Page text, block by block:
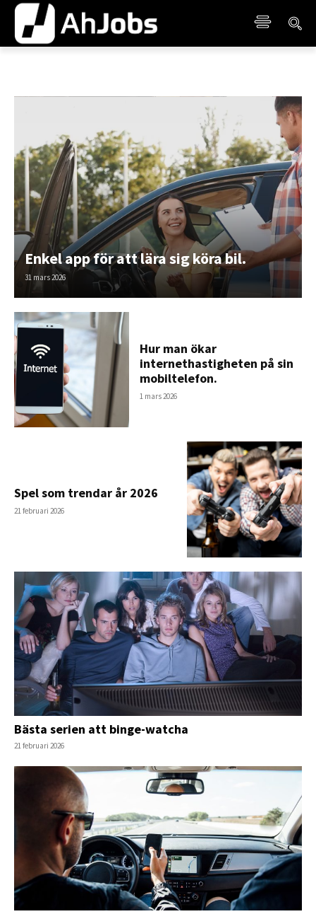
Enkel app för att lära sig köra bil.
31 mars 2026
Hur man ökar
internethastigheten på sin
mobiltelefon.
1 mars 2026
Spel som trendar år 2026
21 februari 2026
Bästa serien att binge-watcha
21 februari 2026